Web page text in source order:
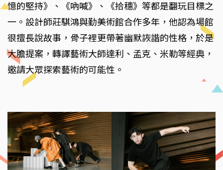
憶的堅持》、《吶喊》、《拾穗》等都是翻玩目標之
一。設計師莊騏鴻與勤美術館合作多年，他認為場館
很擅長說故事，骨子裡更帶著幽默詼諧的性格，於是
大膽提案，轉譯藝術大師達利、孟克、米勒等經典，
邀請大眾探索藝術的可能性。